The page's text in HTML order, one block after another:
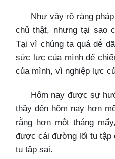
Như vậy rõ ràng
chủ thật, nhưng tại sao
Tại vì chúng ta quá dễ
sức lực của mình để
của mình, vì nghiệp lực
Hôm nay được sự
thầy đến hôm nay hơn
rằng hơn một tháng
được cái đường lối tu tập
tu tập sai.